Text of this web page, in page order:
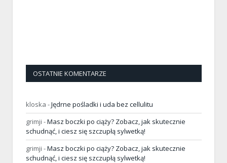
OSTATNIE KOMENTARZE
kloska -Jędrne pośladki i uda bez cellulitu
grimji -Masz boczki po ciąży? Zobacz, jak skutecznie
schudnąć, i ciesz się szczupłą sylwetką!
grimji -Masz boczki po ciąży? Zobacz, jak skutecznie
schudnąć, i ciesz się szczupłą sylwetką!